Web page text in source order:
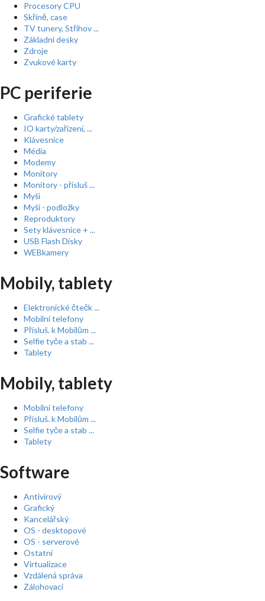
Procesory CPU
Skříně, case
TV tunery, Střihov ...
Základní desky
Zdroje
Zvukové karty
PC periferie
Grafické tablety
IO karty/zařízení, ...
Klávesnice
Média
Modemy
Monitory
Monitory - přísluš ...
Myši
Myši - podložky
Reproduktory
Sety klávesnice + ...
USB Flash Disky
WEBkamery
Mobily, tablety
Elektronické čtečk ...
Mobilní telefony
Přísluš. k Mobilům ...
Selfie tyče a stab ...
Tablety
Mobily, tablety
Mobilní telefony
Přísluš. k Mobilům ...
Selfie tyče a stab ...
Tablety
Software
Antivirový
Grafický
Kancelářský
OS - desktopové
OS - serverové
Ostatní
Virtualizace
Vzdálená správa
Zálohovací